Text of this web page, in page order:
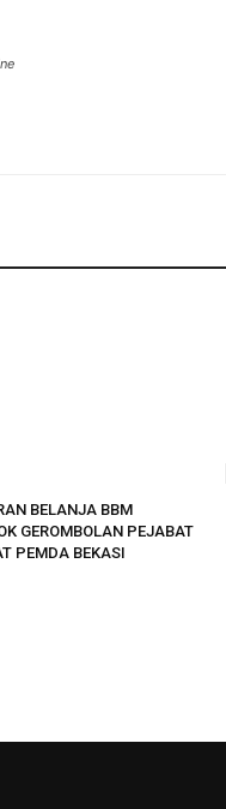
BELANJA BBM
GEROMBOLAN PEJABAT
PEMDA BEKASI